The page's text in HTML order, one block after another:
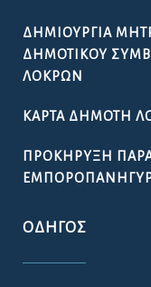
ΔΗΜΙΟΥΡΓΊΑ
ΔΗΜΟΤΙΚΟΎ
ΛΟΚΡΏΝ
ΚΆΡΤΑ ΔΗΜΌΤΗ
ΠΡΟΚΉΡΥΞΗ
ΟΔΗΓΌΣ